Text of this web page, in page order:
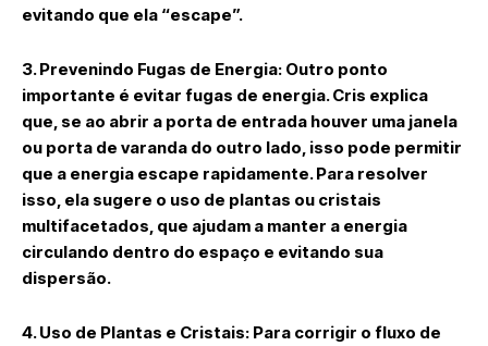
evitando que ela “escape”.
3. Prevenindo Fugas de Energia: Outro ponto
importante é evitar fugas de energia. Cris explica
que, se ao abrir a porta de entrada houver uma janela
ou porta de varanda do outro lado, isso pode permitir
que a energia escape rapidamente. Para resolver
isso, ela sugere o uso de plantas ou cristais
multifacetados, que ajudam a manter a energia
circulando dentro do espaço e evitando sua
dispersão.
4. Uso de Plantas e Cristais: Para corrigir o fluxo de